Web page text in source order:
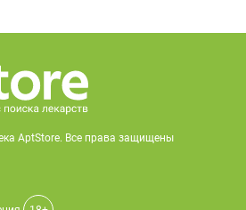
AptStore. Все права защищены